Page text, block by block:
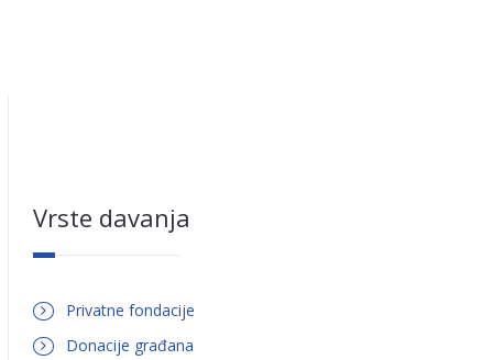
Vrste davanja
Privatne fondacije
Donacije građana